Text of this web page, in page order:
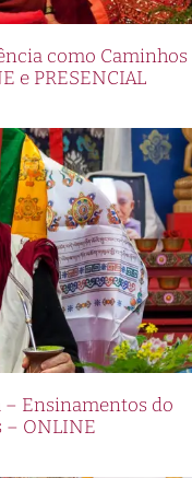
como Caminhos
e PRESENCIAL
– Ensinamentos do
– ONLINE